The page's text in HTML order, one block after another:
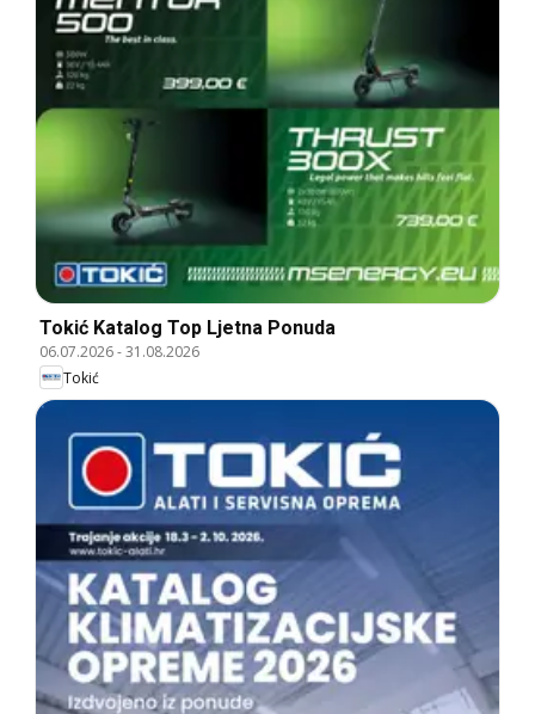
Tokić Katalog Top Ljetna Ponuda
06.07.2026-31.08.2026
Tokić